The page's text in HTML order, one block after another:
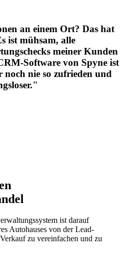
an einem Ort? Das hat
ist mühsam, alle
meiner Kunden
Software von Spyne ist
nie so zufrieden und
ist darauf
Autohauses von der Lead-
zu vereinfachen und zu